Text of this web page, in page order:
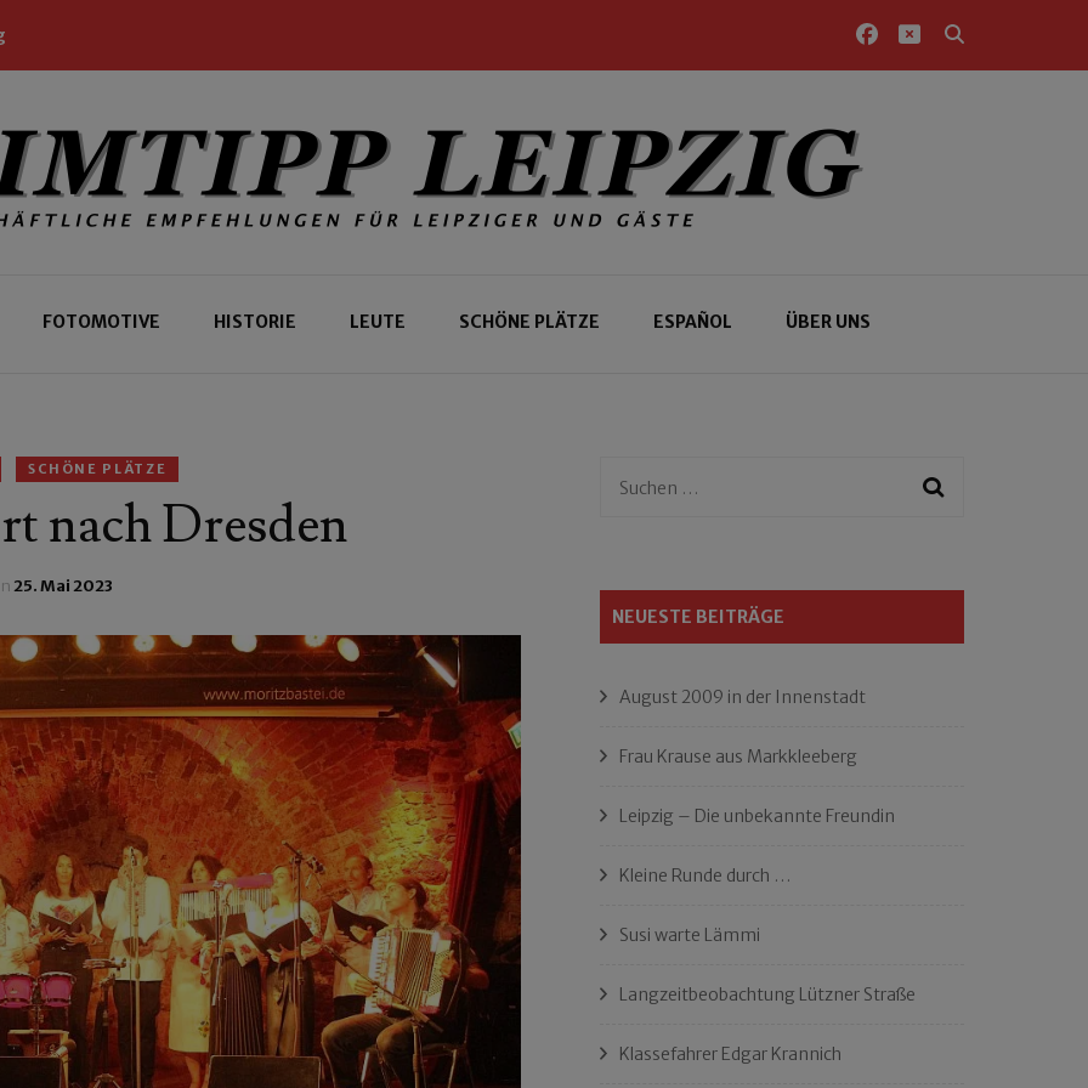
FOTOMOTIVE HISTORIE LEUTE SCHÖNE PLÄTZE ESPAÑOL ÜBER UNS
SCHÖNE PLÄTZE
nach Dresden
25. Mai 2023
Suchen
NEUESTE BEITRÄGE
August 2009 in der Innenstadt
Frau Krause aus Markkleeberg
Leipzig – Die unbekannte Freundin
Kleine Runde durch …
Susi warte Lämmi
Langzeitbeobachtung Lützner Straße
Klassefahrer Edgar Krannich